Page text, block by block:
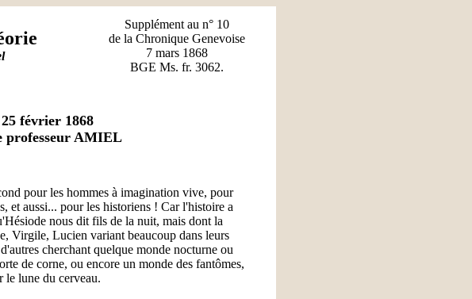
Supplément au n° 10
de la Chronique Genevoise
7 mars 1868
BGE Ms. fr. 3062.
février 1868
professeur AMIEL
pour les hommes à imagination vive, pour
et aussi... pour les historiens ! Car l'histoire a
nous dit fils de la nuit, mais dont la
Virgile, Lucien variant beaucoup dans leurs
cherchant quelque monde nocturne ou
de corne, ou encore un monde des fantômes,
le lune du cerveau.